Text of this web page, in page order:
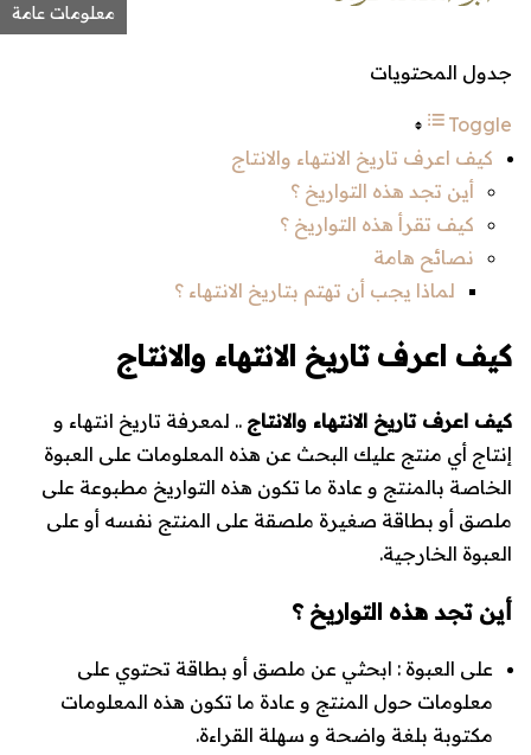
معلومات عامة
جدول المحتويات
Toggle
كيف اعرف تاريخ الانتهاء والانتاج
أين تجد هذه التواريخ ؟
كيف تقرأ هذه التواريخ ؟
نصائح هامة
لماذا يجب أن تهتم بتاريخ الانتهاء ؟
كيف اعرف تاريخ الانتهاء والانتاج
كيف اعرف تاريخ الانتهاء والانتاج .. لمعرفة تاريخ انتهاء و
إنتاج أي منتج عليك البحث عن هذه المعلومات على العبوة
الخاصة بالمنتج و عادة ما تكون هذه التواريخ مطبوعة على
ملصق أو بطاقة صغيرة ملصقة على المنتج نفسه أو على
العبوة الخارجية.
أين تجد هذه التواريخ ؟
على العبوة : ابحثي عن ملصق أو بطاقة تحتوي على
معلومات حول المنتج و عادة ما تكون هذه المعلومات
مكتوبة بلغة واضحة و سهلة القراءة.